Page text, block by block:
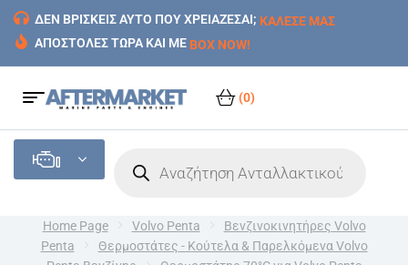
ΔΕΝ ΒΡΙΣΚΕΙΣ ΑΥΤΟ ΠΟΥ ΧΡΕΙΑΖΕΣΑΙ; ΚΑΛΕΣΕ ΜΑΣ
ΑΠΟΣΤΟΛΕΣ ΤΩΡΑ ΚΑΙ ΜΕ BOX NOW!
(0)
Home Page Volvo Penta
Βενζινοκινητήρες Volvo
Penta
Θερμοστάτες - Κούτελα & Παρελκόμενα Volvo